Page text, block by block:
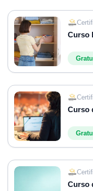
Curso
Curso
Curso